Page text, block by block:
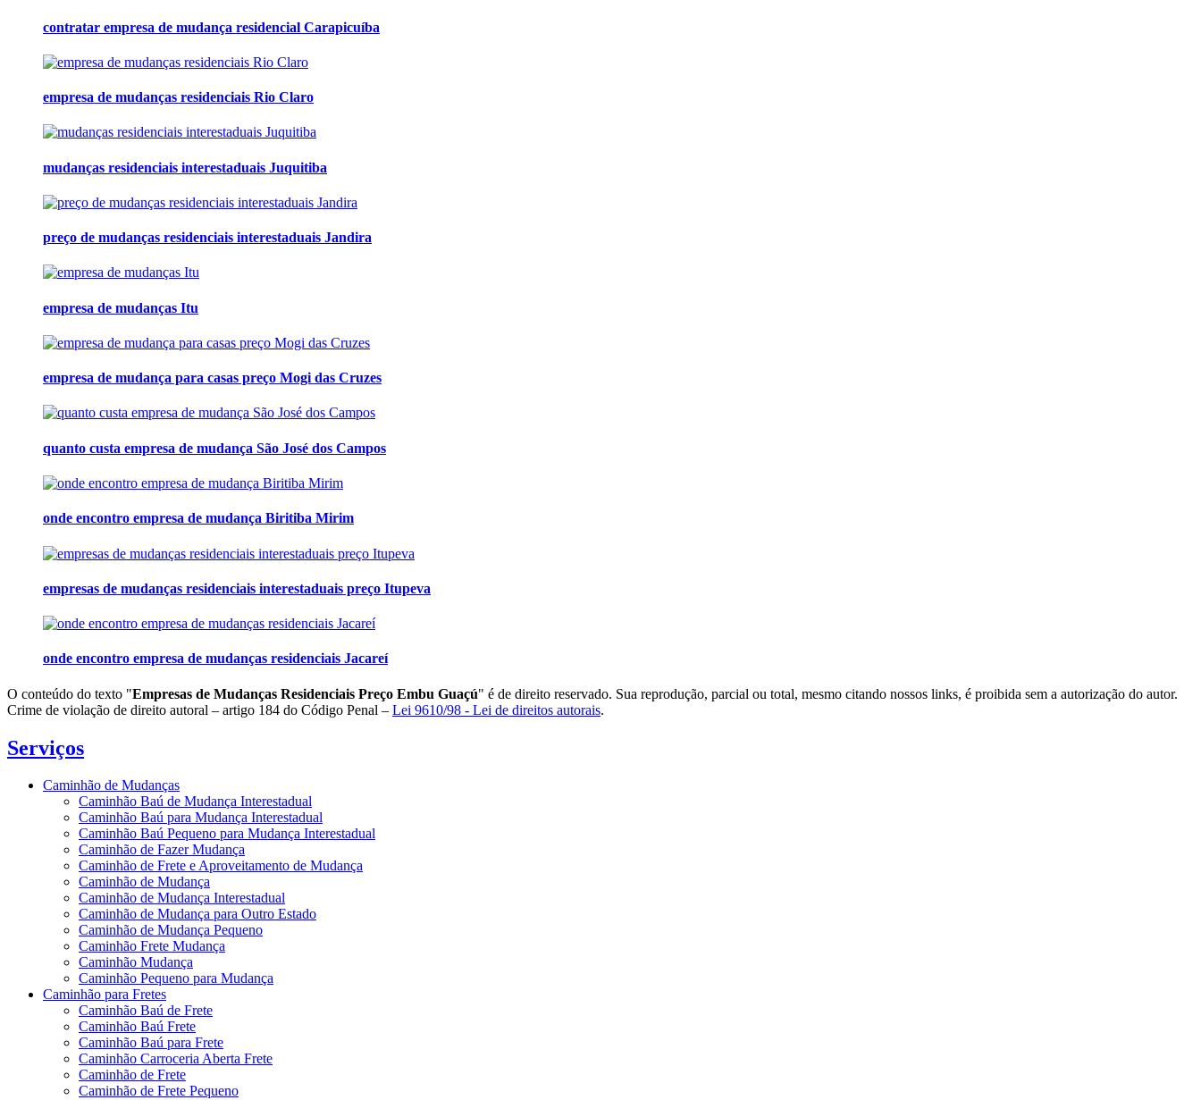
contratar empresa de mudança residencial Carapicuíba
empresa de mudanças residenciais Rio Claro
mudanças residenciais interestaduais Juquitiba
preço de mudanças residenciais interestaduais Jandira
empresa de mudanças Itu
empresa de mudança para casas preço Mogi das Cruzes
quanto custa empresa de mudança São José dos Campos
onde encontro empresa de mudança Biritiba Mirim
empresas de mudanças residenciais interestaduais preço Itupeva
onde encontro empresa de mudanças residenciais Jacareí
O conteúdo do texto "Empresas de Mudanças Residenciais Preço Embu Guaçú" é de direito reservado. Sua reprodução, parcial ou total, mesmo citando nossos links, é proibida sem a autorização do autor.
Crime de violação de direito autoral – artigo 184 do Código Penal – Lei 9610/98 - Lei de direitos autorais.
Serviços
Caminhão de Mudanças
Caminhão Baú de Mudança Interestadual
Caminhão Baú para Mudança Interestadual
Caminhão Baú Pequeno para Mudança Interestadual
Caminhão de Fazer Mudança
Caminhão de Frete e Aproveitamento de Mudança
Caminhão de Mudança
Caminhão de Mudança Interestadual
Caminhão de Mudança para Outro Estado
Caminhão de Mudança Pequeno
Caminhão Frete Mudança
Caminhão Mudança
Caminhão Pequeno para Mudança
Caminhão para Fretes
Caminhão Baú de Frete
Caminhão Baú Frete
Caminhão Baú para Frete
Caminhão Carroceria Aberta Frete
Caminhão de Frete
Caminhão de Frete Pequeno